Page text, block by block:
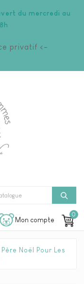
du mercredi au
privatif <-
Mon compte
0
Père Noël Pour Les